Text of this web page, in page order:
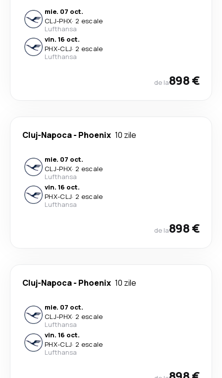
mie. 07 oct.
CLJ-PHX· 2 escale
Lufthansa
vin. 16 oct.
PHX-CLJ· 2 escale
Lufthansa
de la898 €
Cluj-Napoca- Phoenix 10 zile
mie. 07 oct.
CLJ-PHX· 2 escale
Lufthansa
vin. 16 oct.
PHX-CLJ· 2 escale
Lufthansa
de la898 €
Cluj-Napoca- Phoenix 10 zile
mie. 07 oct.
CLJ-PHX· 2 escale
Lufthansa
vin. 16 oct.
PHX-CLJ· 2 escale
Lufthansa